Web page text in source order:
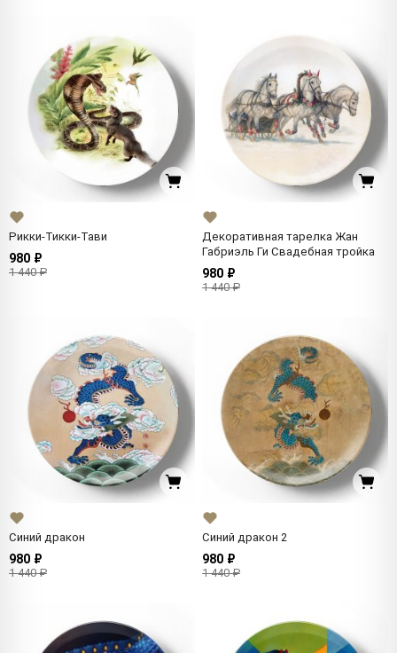
Рикки-Тикки-Тави
980 ₽
1 440 ₽
Декоративная тарелка Жан
Габриэль Ги Свадебная тройка
980 ₽
1 440 ₽
Синий дракон
980 ₽
1 440 ₽
Синий дракон 2
980 ₽
1 440 ₽